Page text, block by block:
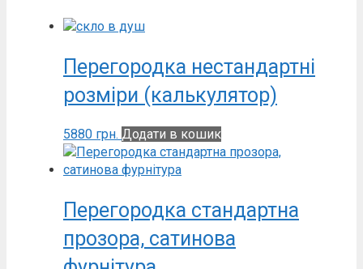
Перегородка нестандартні
розміри (калькулятор)
5880 грн. Додати в кошик
Перегородка стандартна
прозора, сатинова